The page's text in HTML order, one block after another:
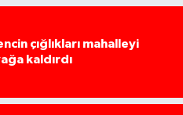
çığlıkları mahalleyi
kaldırdı